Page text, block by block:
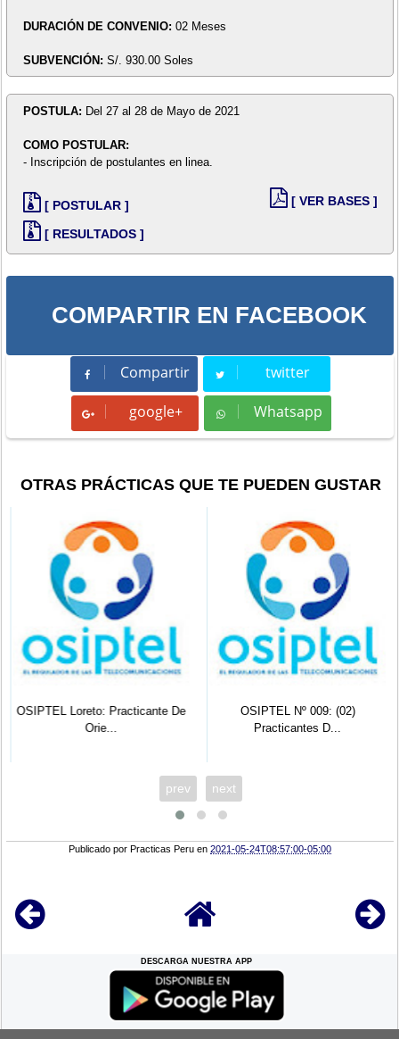
DURACIÓN DE CONVENIO: 02 Meses
SUBVENCIÓN: S/. 930.00 Soles
POSTULA: Del 27 al 28 de Mayo de 2021
COMO POSTULAR:
- Inscripción de postulantes en linea.
[ POSTULAR ]
[ RESULTADOS ]
[ VER BASES ]
COMPARTIR EN FACEBOOK
Compartir
Compartir twitter
Tweet
google+ Whatsapp
Whatsapp
OTRAS PRÁCTICAS QUE TE PUEDEN GUSTAR
OSIPTEL Loreto: Practicante De
Orie...
OSIPTEL Nº 009: (02)
Practicantes D...
prev next
Publicado porPracticas Peru en2021-05-24T08:57:00-05:00
DESCARGA NUESTRA APP